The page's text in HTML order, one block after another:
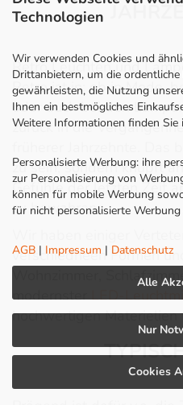
Technologien
Wir verwenden Cookies und
Drittanbietern, um die
gewährleisten, die Nutzung
Ihnen ein bestmögliches
Weitere Informationen finden
Personalisierte Werbung: ihre
zur Personalisierung von
können für mobile Werbung
für nicht personalisierte
AGB | Impressum | Datenschutz
Alle
Nur
Cookies
Retro Leuchten und
Retro ist in: ob in Mode,
oder auch bei den
zurück in die
zu sein, sondern knüpft
Gefühle der letzten Zeit
zu bewahren.
verschiedneen Formen
Wohnzimmer,
modernsterLED-
hochwertigen